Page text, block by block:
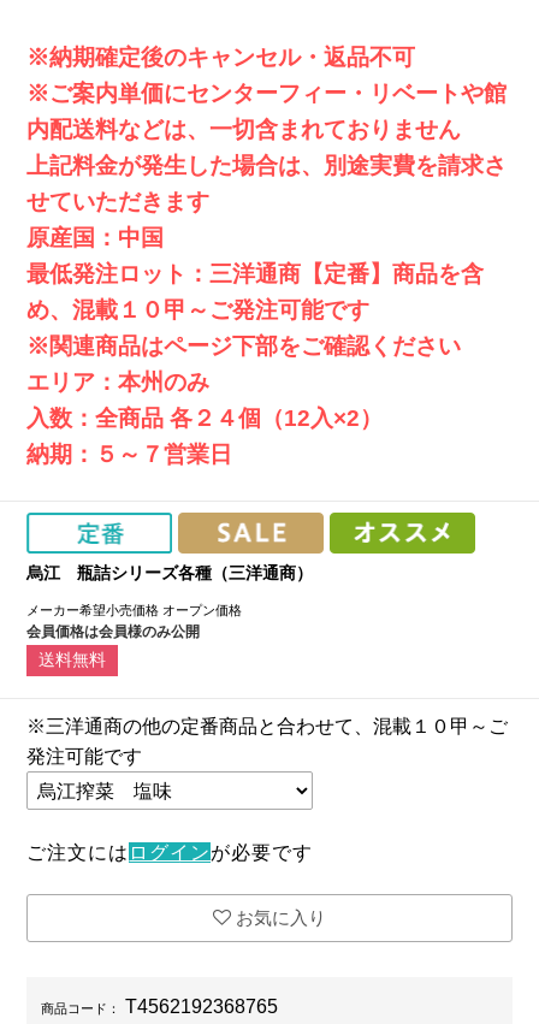
※納期確定後のキャンセル・返品不可
※ご案内単価にセンターフィー・リベートや館
内配送料などは、一切含まれておりません
上記料金が発生した場合は、別途実費を請求さ
せていただきます
原産国：中国
最低発注ロット：三洋通商【定番】商品を含
め、混載１０甲～ご発注可能です
※関連商品はページ下部をご確認ください
エリア：本州のみ
入数：全商品 各２４個（12入×2）
納期：５～７営業日
烏江 瓶詰シリーズ各種（三洋通商）
メーカー希望小売価格 オープン価格
会員価格は会員様のみ公開
送料無料
※三洋通商の他の定番商品と合わせて、混載１０甲～ご
発注可能です
ご注文には ログインが必要です
お気に入り
商品コード：
T4562192368765